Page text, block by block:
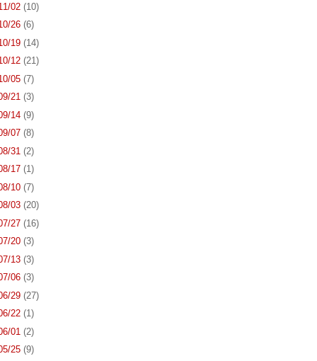
02 (10)
26 (6)
19 (14)
12 (21)
05 (7)
21 (3)
14 (9)
07 (8)
31 (2)
17 (1)
10 (7)
03 (20)
27 (16)
20 (3)
13 (3)
06 (3)
29 (27)
22 (1)
01 (2)
25 (9)